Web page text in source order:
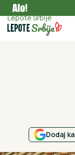
Gastronomija
Lepote Srbije
Dodaj